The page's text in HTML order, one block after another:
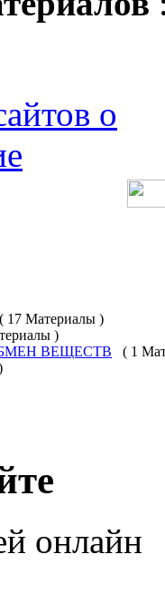
( 17 Материалы )
)
ВЕЩЕСТВ
( 1
онлайн